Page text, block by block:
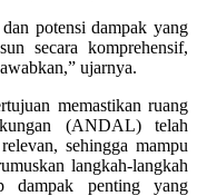
potensi dampak yang
secara komprehensif,
ujarnya.
memastikan ruang
(ANDAL) telah
sehingga mampu
langkah-langkah
dampak penting yang